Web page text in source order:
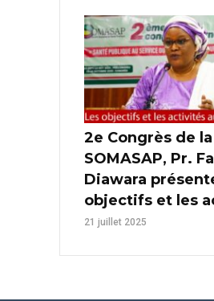
2e Congrès de la
SOMASAP, Pr.
Diawara
objectifs et les
21 juillet 2025